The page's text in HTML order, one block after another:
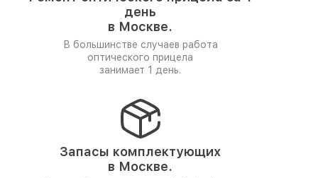
день
в Москве.
В большинстве случаев работа
оптического прицела
занимает 1 день.
Запасы комплектующих
в Москве.